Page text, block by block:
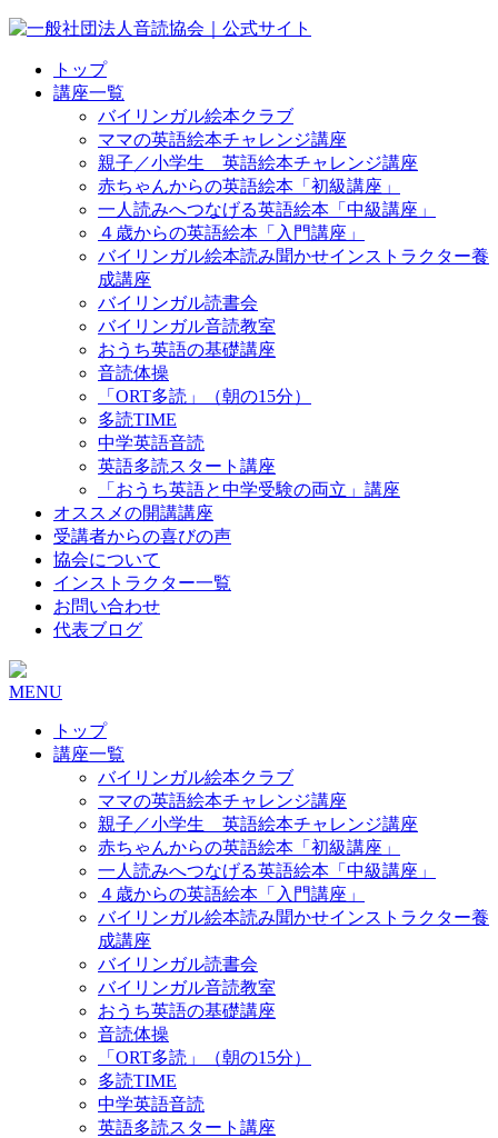
トップ
講座一覧
バイリンガル絵本クラブ
ママの英語絵本チャレンジ講座
親子／小学生 英語絵本チャレンジ講座
赤ちゃんからの英語絵本「初級講座」
一人読みへつなげる英語絵本「中級講座」
４歳からの英語絵本「入門講座」
バイリンガル絵本読み聞かせインストラクター養
成講座
バイリンガル読書会
バイリンガル音読教室
おうち英語の基礎講座
音読体操
「ORT多読」（朝の15分）
多読TIME
中学英語音読
英語多読スタート講座
「おうち英語と中学受験の両立」講座
オススメの開講講座
受講者からの喜びの声
協会について
インストラクター一覧
お問い合わせ
代表ブログ
MENU
トップ
講座一覧
バイリンガル絵本クラブ
ママの英語絵本チャレンジ講座
親子／小学生 英語絵本チャレンジ講座
赤ちゃんからの英語絵本「初級講座」
一人読みへつなげる英語絵本「中級講座」
４歳からの英語絵本「入門講座」
バイリンガル絵本読み聞かせインストラクター養
成講座
バイリンガル読書会
バイリンガル音読教室
おうち英語の基礎講座
音読体操
「ORT多読」（朝の15分）
多読TIME
中学英語音読
英語多読スタート講座